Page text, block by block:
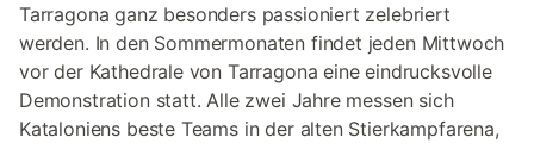
Tarragona ganz besonders passioniert zelebriert
werden. In den Sommermonaten findet jeden Mittwoch
vor der Kathedrale von Tarragona eine eindrucksvolle
Demonstration statt. Alle zwei Jahre messen sich
Kataloniens beste Teams in der alten Stierkampfarena,